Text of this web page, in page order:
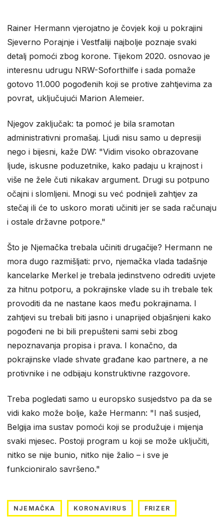
Rainer Hermann vjerojatno je čovjek koji u pokrajini
Sjeverno Porajnje i Vestfaliji najbolje poznaje svaki
detalj pomoći zbog korone. Tijekom 2020. osnovao je
interesnu udrugu NRW-Soforthilfe i sada pomaže
gotovo 11.000 pogođenih koji se protive zahtjevima za
povrat, uključujući Marion Alemeier.
Njegov zaključak: ta pomoć je bila sramotan
administrativni promašaj. Ljudi nisu samo u depresiji
nego i bijesni, kaže DW: "Vidim visoko obrazovane
ljude, iskusne poduzetnike, kako padaju u krajnost i
više ne žele čuti nikakav argument. Drugi su potpuno
očajni i slomljeni. Mnogi su već podnijeli zahtjev za
stečaj ili će to uskoro morati učiniti jer se sada računaju
i ostale državne potpore."
Što je Njemačka trebala učiniti drugačije? Hermann ne
mora dugo razmišljati: prvo, njemačka vlada tadašnje
kancelarke Merkel je trebala jedinstveno odrediti uvjete
za hitnu potporu, a pokrajinske vlade su ih trebale tek
provoditi da ne nastane kaos među pokrajinama. I
zahtjevi su trebali biti jasno i unaprijed objašnjeni kako
pogođeni ne bi bili prepušteni sami sebi zbog
nepoznavanja propisa i prava. I konačno, da
pokrajinske vlade shvate građane kao partnere, a ne
protivnike i ne odbijaju konstruktivne razgovore.
Treba pogledati samo u europsko susjedstvo pa da se
vidi kako može bolje, kaže Hermann: "I naš susjed,
Belgija ima sustav pomoći koji se produžuje i mijenja
svaki mjesec. Postoji program u koji se može uključiti,
nitko se nije bunio, nitko nije žalio – i sve je
funkcioniralo savršeno."
NJEMAČKA KORONAVIRUS FRIZER